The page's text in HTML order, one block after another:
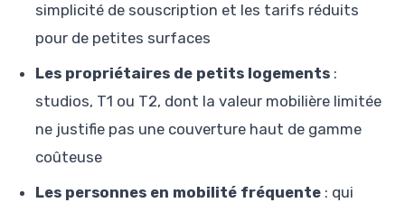
simplicité de souscription et les tarifs réduits
pour de petites surfaces
Les propriétaires de petits logements :
studios, T1 ou T2, dont la valeur mobilière limitée
ne justifie pas une couverture haut de gamme
coûteuse
Les personnes en mobilité fréquente : qui